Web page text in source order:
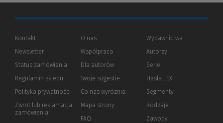
Kontakt
Newsletter
Status zamówienia
Regulamin sklepu
Polityka prywatności (Nowe
(Link
innej
Zwrot lub reklamacja
zamówienia
O nas
Współpraca
Dla autorów(Nowe
(Link
innej
strony)
Twoje sugestie
Co nas wyróżnia
Mapa strony
FAQ
Wydawnictwa
Autorzy
Serie
Hasła LEX
Segmenty
Rodzaje
Zawody